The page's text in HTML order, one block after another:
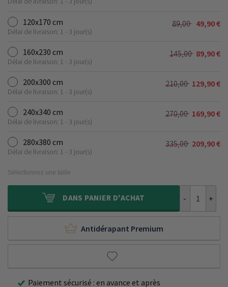
120x170 cm
Délai de livraison: 1 - 3 jour(s)
89,00
Le
initial
était :
49,90€
Le
actuel
est :
160x230 cm
Délai de livraison: 1 - 3 jour(s)
145,00
Le
initial
était :
89,90€
Le
actuel
est :
200x300 cm
Délai de livraison: 1 - 3 jour(s)
210,00
Le
initial
était :
129,90€
Le
actuel
est :
240x340 cm
Délai de livraison: 1 - 3 jour(s)
270,00
Le
initial
était :
169,90€
Le
actuel
est :
280x380 cm
Délai de livraison: 1 - 3 jour(s)
335,00
Le
335,00 €.
209,90€
Le
209,90 €.
Sélectionnez une taille
DANS PANIER D'ACHAT
Antidérapant Premium
Paiement sécurisé : en avance et après